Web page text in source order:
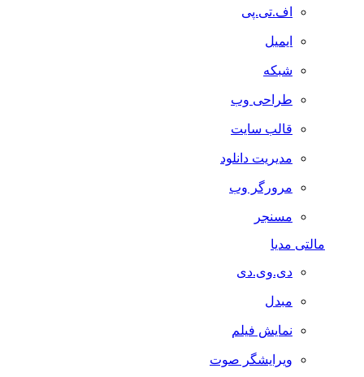
اف.تی.پی
ایمیل
شبکه
طراحی وب
قالب سایت
مدیریت دانلود
مرورگر وب
مسنجر
مالتی مدیا
دی.وی.دی
مبدل
نمایش فیلم
ویرایشگر صوت